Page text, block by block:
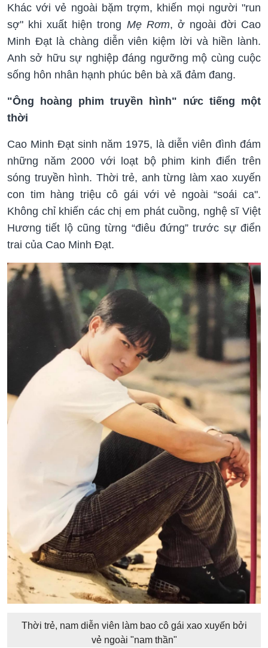
Khác với vẻ ngoài bặm trợm, khiến mọi người "run
sợ" khi xuất hiện trong Mẹ Rơm, ở ngoài đời Cao
Minh Đạt là chàng diễn viên kiệm lời và hiền lành.
Anh sở hữu sự nghiệp đáng ngưỡng mộ cùng cuộc
sống hôn nhân hạnh phúc bên bà xã đảm đang.
"Ông hoàng phim truyền hình" nức tiếng một
thời
Cao Minh Đạt sinh năm 1975, là diễn viên đình đám
những năm 2000 với loạt bộ phim kinh điển trên
sóng truyền hình. Thời trẻ, anh từng làm xao xuyến
con tim hàng triệu cô gái với vẻ ngoài “soái ca".
Không chỉ khiến các chị em phát cuồng, nghệ sĩ Việt
Hương tiết lộ cũng từng “điêu đứng” trước sự điển
trai của Cao Minh Đạt.
Thời trẻ, nam diễn viên làm bao cô gái xao xuyến bởi
vẻ ngoài "nam thần"